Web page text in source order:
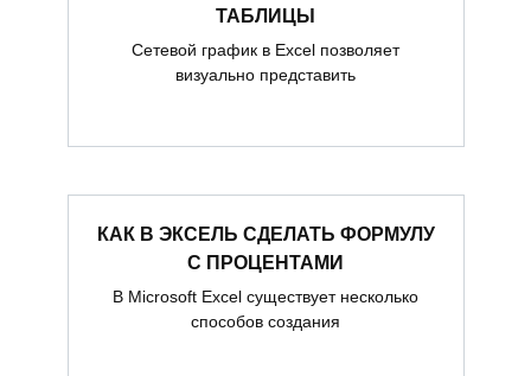
ТАБЛИЦЫ
Сетевой график в Excel позволяет
визуально представить
КАК В ЭКСЕЛЬ СДЕЛАТЬ ФОРМУЛУ
С ПРОЦЕНТАМИ
В Microsoft Excel существует несколько
способов создания